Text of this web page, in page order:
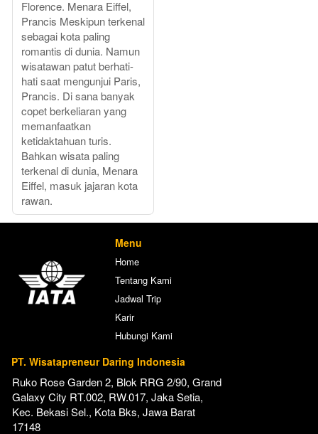
Florence. Menara Eiffel,
Prancis Meskipun terkenal
sebagai kota paling
romantis di dunia. Namun
wisatawan patut berhati-
hati saat mengunjui Paris,
Prancis. Di sana banyak
copet berkeliaran yang
memanfaatkan
ketidaktahuan turis.
Bahkan wisata paling
terkenal di dunia, Menara
Eiffel, masuk jajaran kota
rawan.
Menu
Home
Tentang Kami
Jadwal Trip
Karir
Hubungi Kami
PT. Wisatapreneur Daring Indonesia
Ruko Rose Garden 2, Blok RRG 2/90, Grand
Galaxy City RT.002, RW.017, Jaka Setia,
Kec. Bekasi Sel., Kota Bks, Jawa Barat
17148